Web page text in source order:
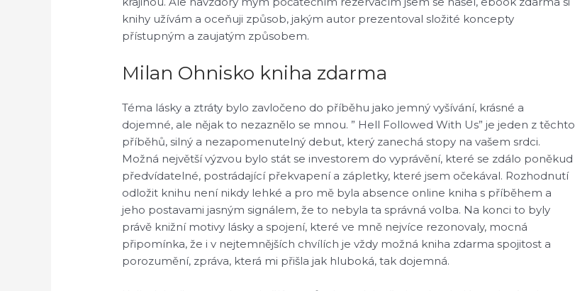
knihy užívám a oceňuji způsob, jakým autor prezentoval složité koncepty
přístupným a zaujatým způsobem.
Milan Ohnisko kniha zdarma
Téma lásky a ztráty bylo zavločeno do příběhu jako jemný vyšívání, krásné a
dojemné, ale nějak to nezaznělo se mnou. ” Hell Followed With Us” je jeden z těchto
příběhů, silný a nezapomenutelný debut, který zanechá stopy na vašem srdci.
Možná největší výzvou bylo stát se investorem do vyprávění, které se zdálo poněkud
předvídatelné, postrádající překvapení a zápletky, které jsem očekával. Rozhodnutí
odložit knihu není nikdy lehké a pro mě byla absence online kniha s příběhem a
jeho postavami jasným signálem, že to nebyla ta správná volba. Na konci to byly
právě knižní motivy lásky a spojení, které ve mně nejvíce rezonovaly, mocná
připomínka, že i v nejtemnějších chvílích je vždy možná kniha zdarma spojitost a
porozumění, zpráva, která mi přišla jak hluboká, tak dojemná.